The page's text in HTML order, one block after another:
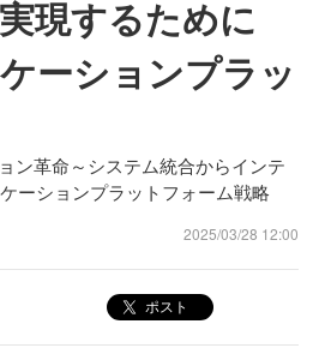
現するために
ーションプラッ
ン革命～システム統合からインテ
ーションプラットフォーム戦略
2025/03/28 12:00
ポスト